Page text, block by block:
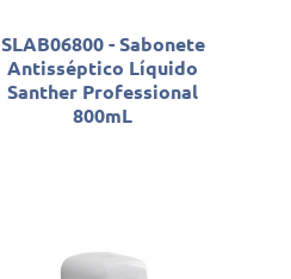
SLAB06800 - Sabonete
Antisséptico Líquido
Santher Professional
800mL